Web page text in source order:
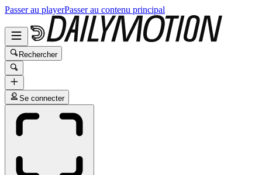
Passer au playerPasser au contenu principal
Rechercher
Se connecter